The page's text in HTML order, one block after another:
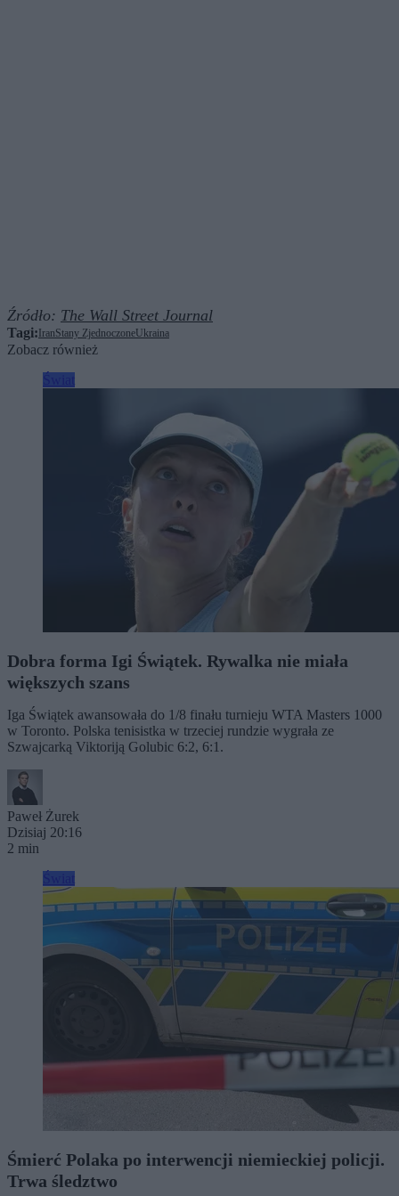
Źródło: The Wall Street Journal
Tagi: IranStany ZjednoczoneUkraina
Zobacz również
Dobra forma Igi Świątek. Rywalka nie miała
większych szans
Iga Świątek awansowała do 1/8 finału turnieju WTA Masters 1000
w Toronto. Polska tenisistka w trzeciej rundzie wygrała ze
Szwajcarką Viktoriją Golubic 6:2, 6:1.
Paweł Żurek
Dzisiaj 20:16
2 min
Śmierć Polaka po interwencji niemieckiej policji.
Trwa śledztwo